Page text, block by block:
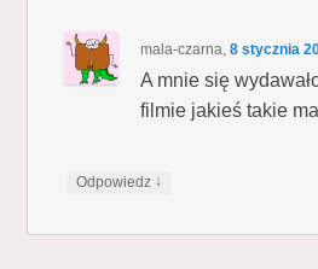
mala-czarna,8 stycznia
A mnie się
filmie jakieś takie
Odpowiedz ↓